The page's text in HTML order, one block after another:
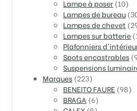
Lampe à poser(10)
Lampes de bureau
Lampes de chevet
Lampes sur batterie
Plafonniers
Spots encastrables
Suspensions
Marques(223)
BENEITO FAURE (98)
BRAGA (6)